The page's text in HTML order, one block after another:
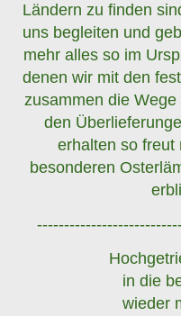
Ländern zu finden
uns begleiten und
mehr alles so im
denen wir mit den
zusammen die
den
erhalten so freut
besonderen
in die
wieder